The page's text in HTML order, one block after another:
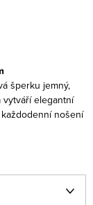
šperku jemný,
vytváří elegantní
nošení